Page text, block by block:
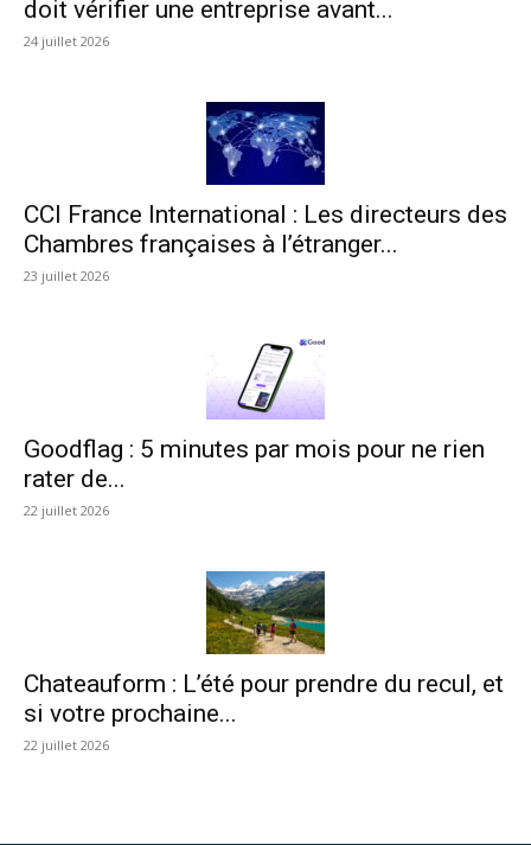
doit vérifier une entreprise avant...
24 juillet 2026
CCI France International : Les directeurs des
Chambres françaises à l’étranger...
23 juillet 2026
Goodflag : 5 minutes par mois pour ne rien
rater de...
22 juillet 2026
Chateauform : L’été pour prendre du recul, et
si votre prochaine...
22 juillet 2026